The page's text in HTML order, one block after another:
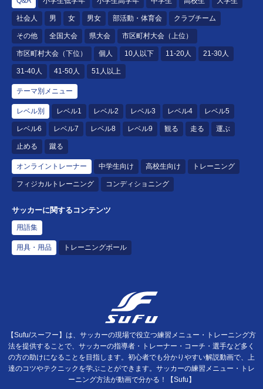
社会人 男 女 男女 部活動・体育会 クラブチーム
その他 全国大会 県大会 市区町村大会（上位）
市区町村大会（下位） 個人 10人以下 11-20人 21-30人
31-40人 41-50人 51人以上
テーマ別メニュー
レベル別 レベル1 レベル2 レベル3 レベル4 レベル5
レベル6 レベル7 レベル8 レベル9 観る 走る 運ぶ
止める 蹴る
オンライントレーナー 中学生向け 高校生向け トレーニング
フィジカルトレーニング コンディショニング
サッカーに関するコンテンツ
用語集
用具・用品 トレーニングボール
【Sufu/スーフー】は、サッカーの現場で役立つ練習メニュー・トレーニング方
法を提供することで、サッカーの指導者・トレーナー・コーチ・選手など多く
の方の助けになることを目指します。初心者でも分かりやすい解説動画で、上
達のコツやテクニックを学ぶことができます。サッカーの練習メニュー・トレ
ーニング方法が動画で分かる！【Sufu】